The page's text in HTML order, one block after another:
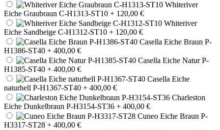
Whiteriver
Eiche Graubraun C-H1313-ST10 + 120,00 €
Whiteriver
Eiche Sandbeige C-H1312-ST10 + 120,00 €
Casella Eiche Braun P-
H1386-ST40 + 400,00 €
Casella Eiche Natur P-
H1385-ST40 + 400,00 €
Casella Eiche
naturhell P-H1367-ST40 + 400,00 €
Charleston
Eiche Dunkelbraun P-H3154-ST36 + 400,00 €
Cuneo Eiche Braun P-
H3317-ST28 + 400,00 €